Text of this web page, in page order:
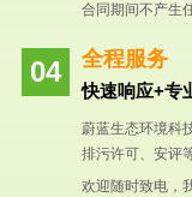
合同期间不产生
全程服务
快速响应+专
蔚蓝生态环境科
排污许可、安评
欢迎随时致电，